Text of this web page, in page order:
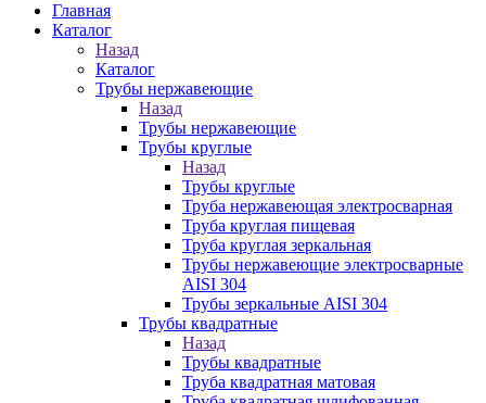
Главная
Каталог
Назад
Каталог
Трубы нержавеющие
Назад
Трубы нержавеющие
Трубы круглые
Назад
Трубы круглые
Труба нержавеющая электросварная
Труба круглая пищевая
Труба круглая зеркальная
Трубы нержавеющие электросварные
AISI 304
Трубы зеркальные AISI 304
Трубы квадратные
Назад
Трубы квадратные
Труба квадратная матовая